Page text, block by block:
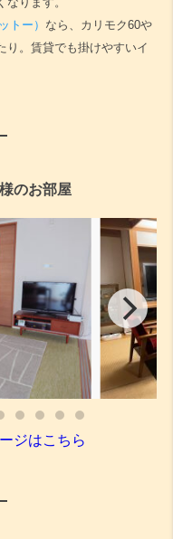
トー） なら、カリモク60や
り。賃貸でも掛けやすいイ
のお部屋